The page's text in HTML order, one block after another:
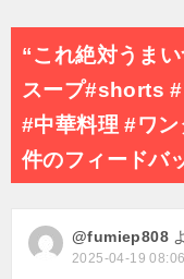
ー
シ
ン
“これ絶対うま
スープ#shorts
#中華料理 #ワ
件のフィードバ
@fumiep808
2025-04-19 08:06